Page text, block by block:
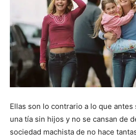
Ellas son lo contrario a lo que
una tía sin hijos y no se cansan de
sociedad machista de no hace